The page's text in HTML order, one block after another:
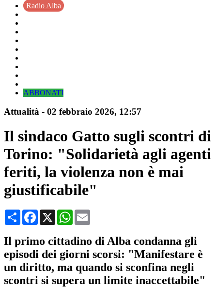
Radio Alba
ABBONATI
Attualità - 02 febbraio 2026, 12:57
Il sindaco Gatto sugli scontri di
Torino: "Solidarietà agli agenti
feriti, la violenza non è mai
giustificabile"
CondividiFacebook
X WhatsApp
Il primo cittadino di Alba condanna gli
episodi dei giorni scorsi: "Manifestare è
un diritto, ma quando si sconfina negli
scontri si supera un limite inaccettabile"